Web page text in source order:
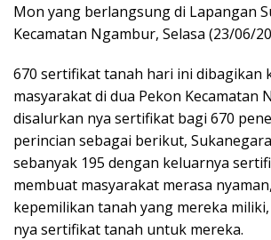
Mon yang berlangsung di Lapangan
Kecamatan Ngambur, Selasa (23/06/
670 sertifikat tanah hari ini dibagikan
masyarakat di dua Pekon Kecamatan
disalurkan nya sertifikat bagi 670
perincian sebagai berikut,
sebanyak 195 dengan keluarnya
membuat masyarakat merasa
kepemilikan tanah yang mereka
nya sertifikat tanah untuk mereka.